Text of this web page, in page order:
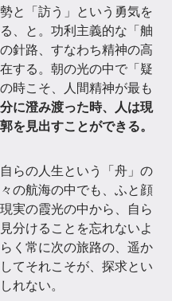
と「訪う」という勇気を
、と。功利主義的な「舳
針路、すなわち精神の高
する。朝の光の中で「疑
時こそ、人間精神が最も
に澄み渡った時、人は現
を見出すことができる。
らの人生という「舟」の
の航海の中でも、ふと顔
実の霞光の中から、自ら
分けることを忘れないよ
く常に次の旅路の、遥か
てそれこそが、探求とい
れない。